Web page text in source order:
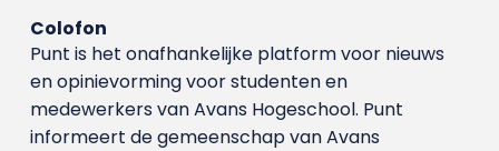
Colofon
Punt is het onafhankelijke platform voor nieuws
en opinievorming voor studenten en
medewerkers van Avans Hoge­school. Punt
informeert de gemeenschap van Avans